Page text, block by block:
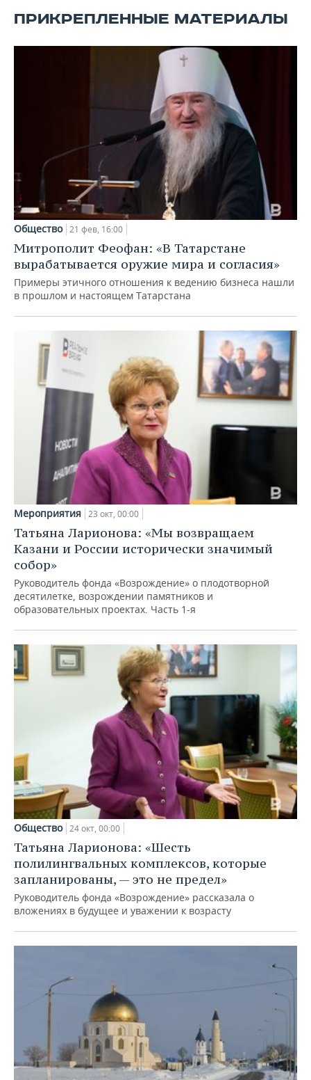
ПРИКРЕПЛЕННЫЕ МАТЕРИАЛЫ
Общество 21 фев, 16:00
Митрополит Феофан: «В Татарстане
вырабатывается оружие мира и согласия»
Примеры этичного отношения к ведению бизнеса нашли
в прошлом и настоящем Татарстана
Мероприятия 23 окт, 00:00
Татьяна Ларионова: «Мы возвращаем
Казани и России исторически значимый
собор»
Руководитель фонда «Возрождение» о плодотворной
десятилетке, возрождении памятников и
образовательных проектах. Часть 1-я
Общество 24 окт, 00:00
Татьяна Ларионова: «Шесть
полилингвальных комплексов, которые
запланированы, — это не предел»
Руководитель фонда «Возрождение» рассказала о
вложениях в будущее и уважении к возрасту